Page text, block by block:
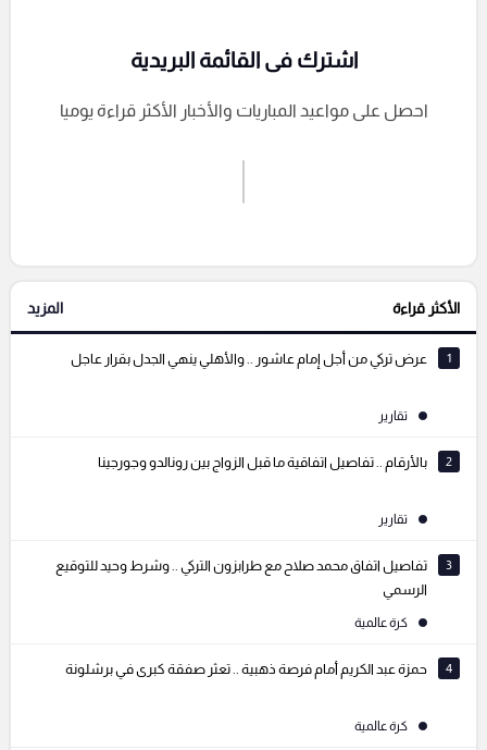
إرسال تعليق
التعليقات السابقة
اشترك فى القائمة البريدية
احصل على مواعيد المباريات والأخبار الأكثر قراءة يوميا
الأكثر قراءة المزيد
1 عرض تركي من أجل إمام عاشور .. والأهلي ينهي الجدل بقرار عاجل
تقارير
2 بالأرقام .. تفاصيل اتفاقية ما قبل الزواج بين رونالدو وجورجينا
تقارير
3
تفاصيل اتفاق محمد صلاح مع طرابزون التركي .. وشرط وحيد للتوقيع
الرسمي
كرة عالمية
4 حمزة عبد الكريم أمام فرصة ذهبية .. تعثر صفقة كبرى في برشلونة
كرة عالمية